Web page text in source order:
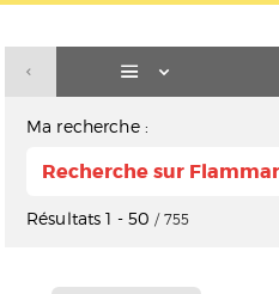
Ma recherche :
Recherche sur
Résultats1 - 50 / 755